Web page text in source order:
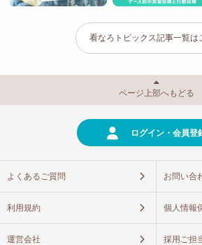
看なろトピックス記事一覧は
ページ上部へもどる
ログイン・会員登
よくあるご質問 お問い合
利用規約 個人情報
運営会社 採用ご担